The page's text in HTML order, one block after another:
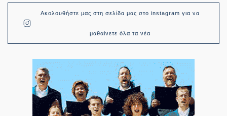
Ακολουθήστε μας στη σελίδα μας στο instagram για να
μαθαίνετε όλα τα νέα